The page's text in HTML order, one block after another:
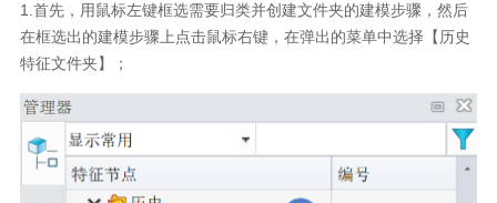
1.首先，用鼠标左键框选需要归类并创建文件夹的建模步骤，然后
在框选出的建模步骤上点击鼠标右键，在弹出的菜单中选择【历史
特征文件夹】；